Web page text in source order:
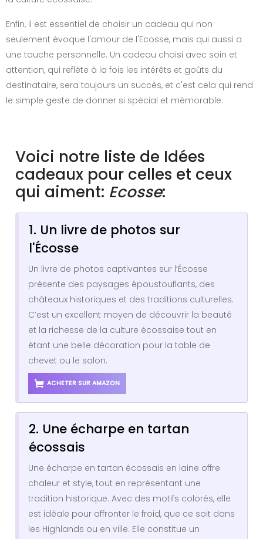
Enfin, il est essentiel de choisir un cadeau qui non
seulement évoque l'amour de l'Ecosse, mais qui aussi a
une touche personnelle. Un cadeau choisi avec soin et
attention, qui reflète à la fois les intérêts et goûts du
destinataire, sera toujours un succès, et c'est cela qui rend
le simple geste de donner si spécial et mémorable.
Voici notre liste de Idées
cadeaux pour celles et ceux
qui aiment: Ecosse:
1. Un livre de photos sur
l'Écosse
Un livre de photos captivantes sur l’Écosse
présente des paysages époustouflants, des
châteaux historiques et des traditions culturelles.
C’est un excellent moyen de découvrir la beauté
et la richesse de la culture écossaise tout en
étant une belle décoration pour la table de
chevet ou le salon.
ACHETER SUR AMAZON
2. Une écharpe en tartan
écossais
Une écharpe en tartan écossais en laine offre
chaleur et style, tout en représentant une
tradition historique. Avec des motifs colorés, elle
est idéale pour affronter le froid, que ce soit dans
les Highlands ou en ville. Elle constitue un